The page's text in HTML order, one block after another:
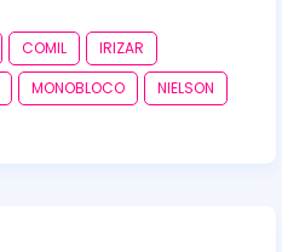
COMIL
IRIZAR
MONOBLOCO
NIELSON